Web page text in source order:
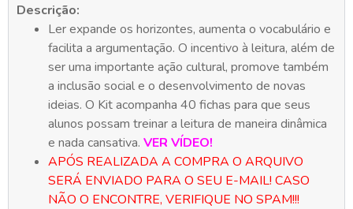
Descrição:
Ler expande os horizontes, aumenta o vocabulário e
facilita a argumentação. O incentivo à leitura, além de
ser uma importante ação cultural, promove também
a inclusão social e o desenvolvimento de novas
ideias. O Kit acompanha 40 fichas para que seus
alunos possam treinar a leitura de maneira dinâmica
e nada cansativa. VER VÍDEO!
APÓS REALIZADA A COMPRA O ARQUIVO
SERÁ ENVIADO PARA O SEU E-MAIL! CASO
NÃO O ENCONTRE, VERIFIQUE NO SPAM!!!